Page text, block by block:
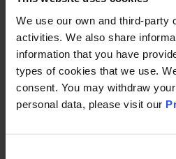
We use our own and third-party
activities. We also share
information that you have
types of cookies that we use.
consent. You may withdraw
personal data, please visit our